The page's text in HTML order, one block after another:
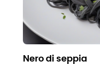
nero di seppia